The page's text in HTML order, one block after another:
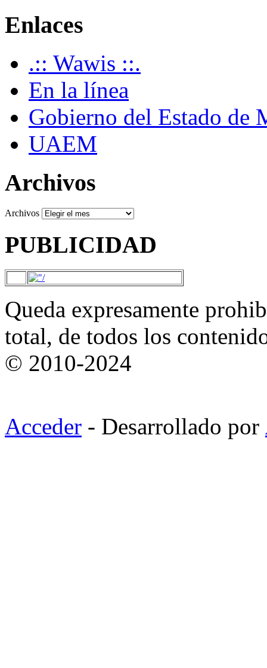
Enlaces
.:: Wawis ::.
En la línea
Gobierno del Estado de
UAEM
Archivos
Archivos
PUBLICIDAD
Queda expresamente
total, de todos los
© 2010-2024
Acceder - Desarrollado por